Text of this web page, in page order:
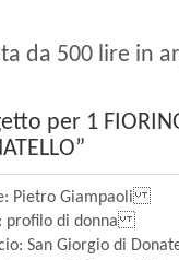
da 500 lire in
per 1
Pietro Giampaoli
profilo di donna
San Giorgio di